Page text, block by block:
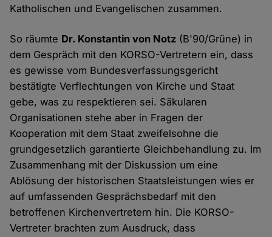
Katholischen und Evangelischen zusammen.
So räumte Dr. Konstantin von Notz (B'90/Grüne) in
dem Gespräch mit den KORSO-Vertretern ein, dass
es gewisse vom Bundesverfassungsgericht
bestätigte Verflechtungen von Kirche und Staat
gebe, was zu respektieren sei. Säkularen
Organisationen stehe aber in Fragen der
Kooperation mit dem Staat zweifelsohne die
grundgesetzlich garantierte Gleichbehandlung zu. Im
Zusammenhang mit der Diskussion um eine
Ablösung der historischen Staatsleistungen wies er
auf umfassenden Gesprächsbedarf mit den
betroffenen Kirchenvertretern hin. Die KORSO-
Vertreter brachten zum Ausdruck, dass